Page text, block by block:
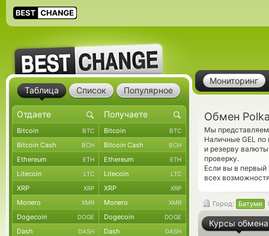
Мониторинг
Обмен
Мы
Наличные GEL по
и резерву
проверку.
Если вы в первый
всех
Город: Батуми
Курсы обмена
Таблица Список Популярное
Bitcoin BTC Bitcoin BTC
Bitcoin Cash BCH Bitcoin Cash BCH
Ethereum ETH Ethereum ETH
Litecoin LTC Litecoin LTC
XRP XRP XRP XRP
Monero XMR Monero XMR
Dogecoin DOGE Dogecoin DOGE
Dash DASH Dash DASH